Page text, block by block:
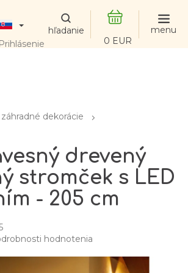
Prihlásenie
NÁKUPNÝ
KOŠÍK
dekorácie
drevený
stromček s LED
- 205 cm
hodnotenia